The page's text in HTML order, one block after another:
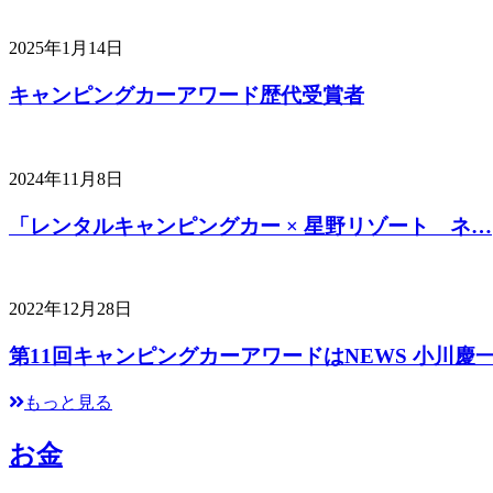
2025年1月14日
キャンピングカーアワード歴代受賞者
2024年11月8日
「レンタルキャンピングカー × 星野リゾート ネ…
2022年12月28日
第11回キャンピングカーアワードはNEWS 小川慶
もっと見る
お金